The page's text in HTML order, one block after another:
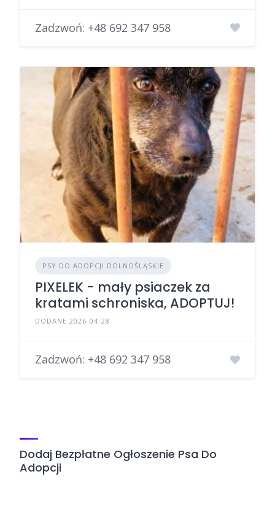
Zadzwoń: +48 692 347 958
PSY DO ADOPCJI DOLNOŚLĄSKIE
PIXELEK - mały psiaczek za
kratami schroniska, ADOPTUJ!
DODANE 2026-04-28
Zadzwoń: +48 692 347 958
Dodaj Bezpłatne Ogłoszenie Psa Do
Adopcji